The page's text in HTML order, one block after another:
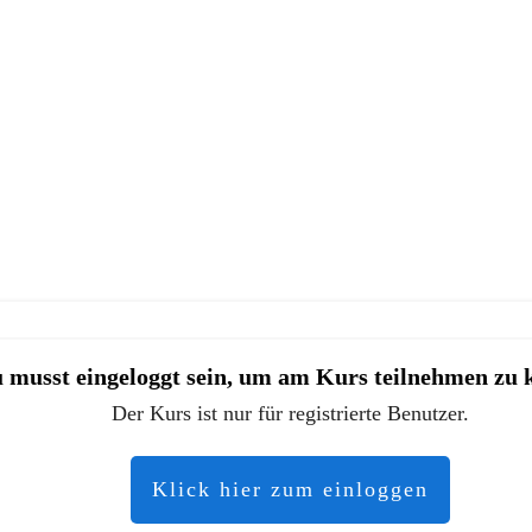
musst eingeloggt sein, um am Kurs teilnehmen zu
Der Kurs ist nur für registrierte Benutzer.
Klick hier zum einloggen